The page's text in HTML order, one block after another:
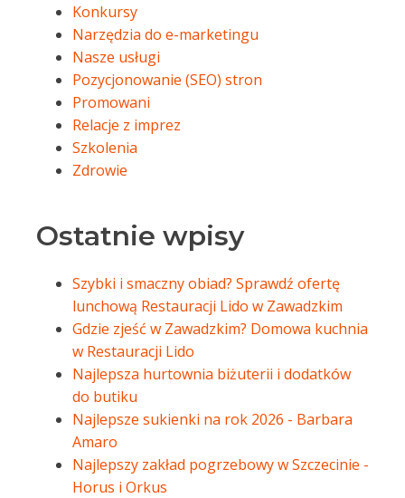
Konkursy
Narzędzia do e-marketingu
Nasze usługi
Pozycjonowanie (SEO) stron
Promowani
Relacje z imprez
Szkolenia
Zdrowie
Ostatnie wpisy
Szybki i smaczny obiad? Sprawdź ofertę
lunchową Restauracji Lido w Zawadzkim
Gdzie zjeść w Zawadzkim? Domowa kuchnia
w Restauracji Lido
Najlepsza hurtownia biżuterii i dodatków
do butiku
Najlepsze sukienki na rok 2026 - Barbara
Amaro
Najlepszy zakład pogrzebowy w Szczecinie -
Horus i Orkus